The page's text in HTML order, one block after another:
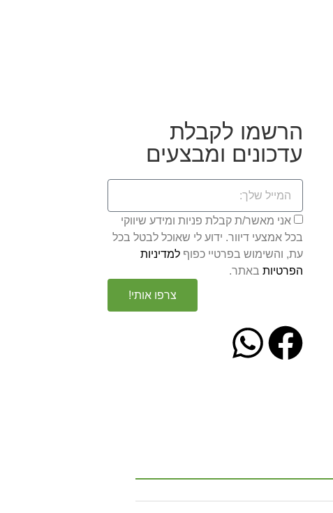
הרשמו לקבלת
עדכונים ומבצעים
אני מאשר/ת קבלת פניות ומידע שיווקי
בכל אמצעי דיוור. ידוע לי שאוכל לבטל בכל
עת, והשימוש בפרטיי כפוף למדיניות
הפרטיות באתר.
צרפו אותי!